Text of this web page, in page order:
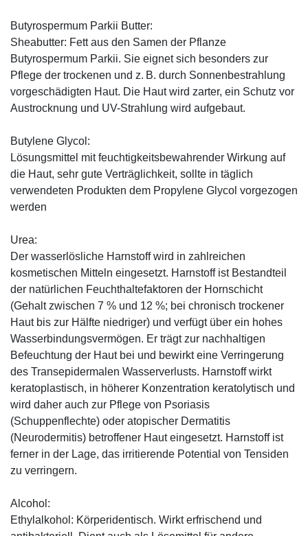
Butyrospermum Parkii Butter:
Sheabutter: Fett aus den Samen der Pflanze
Butyrospermum Parkii. Sie eignet sich besonders zur
Pflege der trockenen und z. B. durch Sonnenbestrahlung
vorgeschädigten Haut. Die Haut wird zarter, ein Schutz vor
Austrocknung und UV-Strahlung wird aufgebaut.
Butylene Glycol:
Lösungsmittel mit feuchtigkeitsbewahrender Wirkung auf
die Haut, sehr gute Verträglichkeit, sollte in täglich
verwendeten Produkten dem Propylene Glycol vorgezogen
werden
Urea:
Der wasserlösliche Harnstoff wird in zahlreichen
kosmetischen Mitteln eingesetzt. Harnstoff ist Bestandteil
der natürlichen Feuchthaltefaktoren der Hornschicht
(Gehalt zwischen 7 % und 12 %; bei chronisch trockener
Haut bis zur Hälfte niedriger) und verfügt über ein hohes
Wasserbindungsvermögen. Er trägt zur nachhaltigen
Befeuchtung der Haut bei und bewirkt eine Verringerung
des Transepidermalen Wasserverlusts. Harnstoff wirkt
keratoplastisch, in höherer Konzentration keratolytisch und
wird daher auch zur Pflege von Psoriasis
(Schuppenflechte) oder atopischer Dermatitis
(Neurodermitis) betroffener Haut eingesetzt. Harnstoff ist
ferner in der Lage, das irritierende Potential von Tensiden
zu verringern.
Alcohol:
Ethylalkohol: Körperidentisch. Wirkt erfrischend und